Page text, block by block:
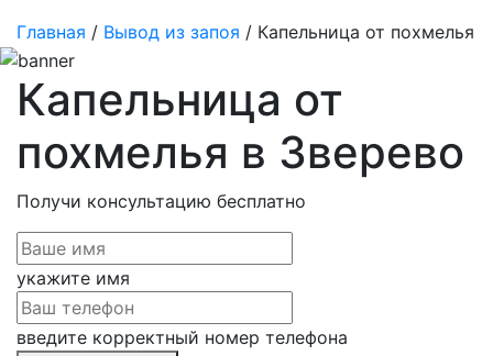
Главная / Вывод из запоя / Капельница от похмелья
Капельница от
похмелья в Зверево
Получи консультацию бесплатно
укажите имя
введите корректный номер телефона